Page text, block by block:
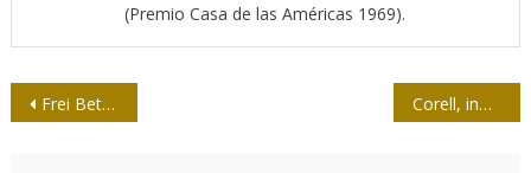
(Premio Casa de las Américas 1969).
Navegación
Frei Betto afirma que Fidel Castro ha sido sembrador de la esperanza liberadora Corell, inmunólogo: “Infectarse con la variante delta después de vacunarse es muy posible”